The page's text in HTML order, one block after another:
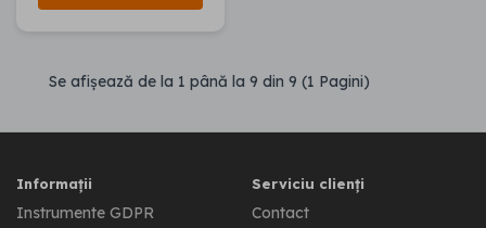
Se afişează de la 1 până la 9 din 9 (1 Pagini)
Informații
Instrumente GDPR
Serviciu clienți
Contact